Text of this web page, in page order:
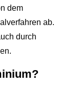
dem
ab.
durch